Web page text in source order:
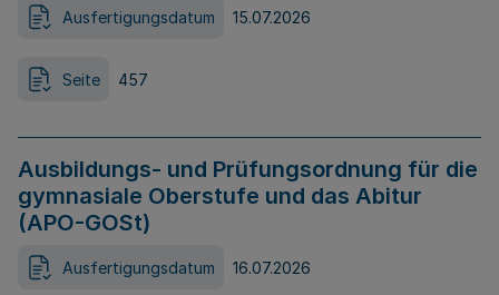
Ausfertigungsdatum 15.07.2026
Seite 457
Ausbildungs- und Prüfungsordnung für die
gymnasiale Oberstufe und das Abitur
(APO-GOSt)
Ausfertigungsdatum 16.07.2026